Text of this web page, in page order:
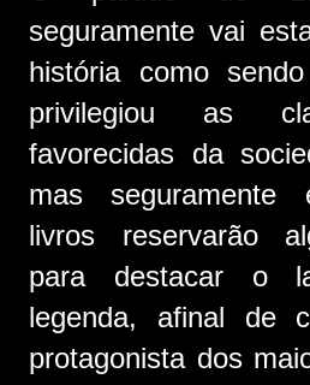
seguramente vai
história como
privilegiou as
favorecidas da
mas seguramente
livros reservarão
para destacar o
legenda, afinal de
protagonista dos